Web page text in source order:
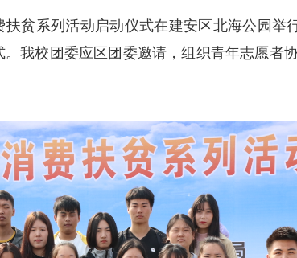
贫系列活动启动仪式在建安区北海公园举行
。我校团委应区团委邀请，组织青年志愿者